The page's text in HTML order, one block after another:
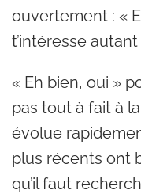
ouvertement : «
t’intéresse
« Eh bien, oui »
pas tout à fait à
évolue
plus récents ont
qu’il faut